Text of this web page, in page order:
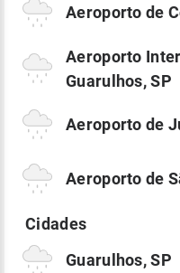
Aeroporto de
Aeroporto
Guarulhos, SP
Aeroporto de
Aeroporto de
Guarulhos, SP